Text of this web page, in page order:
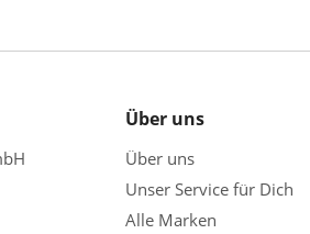
Über uns
Über uns
Unser Service für Dich
Alle Marken